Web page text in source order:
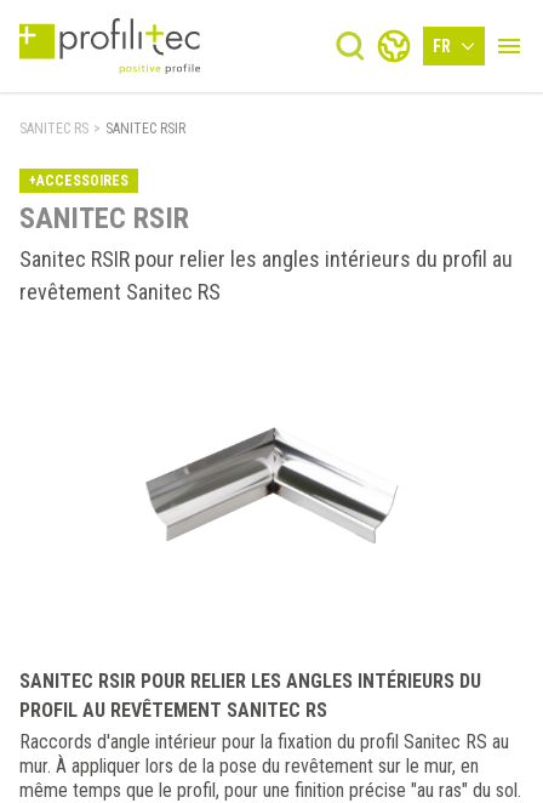
FR
SANITEC RS > SANITEC RSIR
+ACCESSOIRES
SANITEC RSIR
Sanitec RSIR pour relier les angles intérieurs du profil au
revêtement Sanitec RS
SANITEC RSIR POUR RELIER LES ANGLES INTÉRIEURS DU
PROFIL AU REVÊTEMENT SANITEC RS
Raccords d'angle intérieur pour la fixation du profil Sanitec RS au
mur. À appliquer lors de la pose du revêtement sur le mur, en
même temps que le profil, pour une finition précise "au ras" du sol.